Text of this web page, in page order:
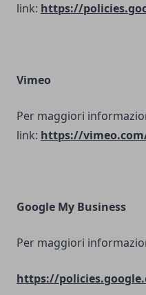
link: https://
Vimeo
Per maggiori
link: https://
Google My Business
Per maggiori
https://